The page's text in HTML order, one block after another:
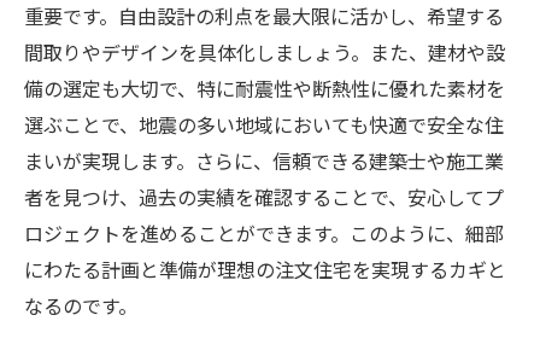
重要です。自由設計の利点を最大限に活かし、希望する
間取りやデザインを具体化しましょう。また、建材や設
備の選定も大切で、特に耐震性や断熱性に優れた素材を
選ぶことで、地震の多い地域においても快適で安全な住
まいが実現します。さらに、信頼できる建築士や施工業
者を見つけ、過去の実績を確認することで、安心してプ
ロジェクトを進めることができます。このように、細部
にわたる計画と準備が理想の注文住宅を実現するカギと
なるのです。